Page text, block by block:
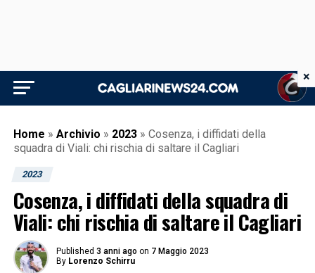
Home » Archivio » 2023 » Cosenza, i diffidati della
squadra di Viali: chi rischia di saltare il Cagliari
2023
Cosenza, i diffidati della squadra di
Viali: chi rischia di saltare il Cagliari
Published 3 anni ago on 7 Maggio 2023
By Lorenzo Schirru
×